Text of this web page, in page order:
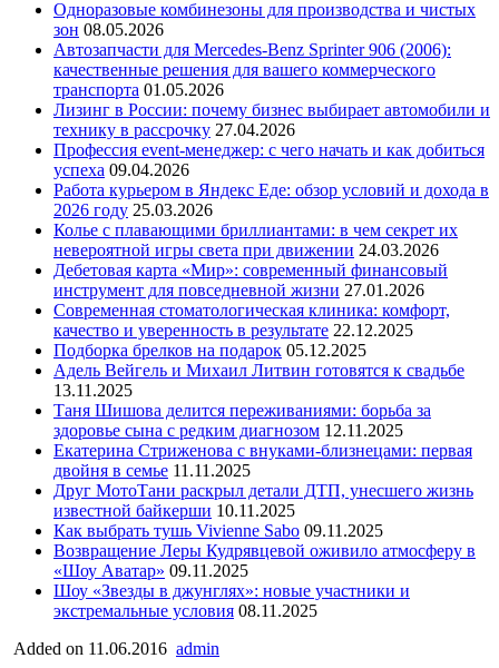
Одноразовые комбинезоны для производства и чистых
зон 08.05.2026
Автозапчасти для Mercedes-Benz Sprinter 906 (2006):
качественные решения для вашего коммерческого
транспорта 01.05.2026
Лизинг в России: почему бизнес выбирает автомобили и
технику в рассрочку 27.04.2026
Профессия event-менеджер: с чего начать и как добиться
успеха 09.04.2026
Работа курьером в Яндекс Еде: обзор условий и дохода в
2026 году 25.03.2026
Колье с плавающими бриллиантами: в чем секрет их
невероятной игры света при движении 24.03.2026
Дебетовая карта «Мир»: современный финансовый
инструмент для повседневной жизни 27.01.2026
Современная стоматологическая клиника: комфорт,
качество и уверенность в результате 22.12.2025
Подборка брелков на подарок 05.12.2025
Адель Вейгель и Михаил Литвин готовятся к свадьбе
13.11.2025
Таня Шишова делится переживаниями: борьба за
здоровье сына с редким диагнозом 12.11.2025
Екатерина Стриженова с внуками-близнецами: первая
двойня в семье 11.11.2025
Друг МотоТани раскрыл детали ДТП, унесшего жизнь
известной байкерши 10.11.2025
Как выбрать тушь Vivienne Sabo 09.11.2025
Возвращение Леры Кудрявцевой оживило атмосферу в
«Шоу Аватар» 09.11.2025
Шоу «Звезды в джунглях»: новые участники и
экстремальные условия 08.11.2025
Added on 11.06.2016 admin